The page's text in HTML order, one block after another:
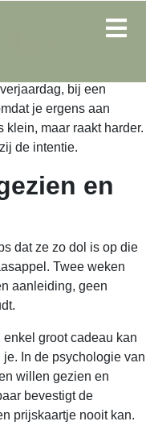
bij een
je ergens aan
klein, maar raakt harder.
de intentie.
en
dat ze zo dol is op die
Twee weken
aanleiding, geen
groot cadeau kan
In de psychologie van
willen gezien en
bevestigt de
prijskaartje nooit kan.